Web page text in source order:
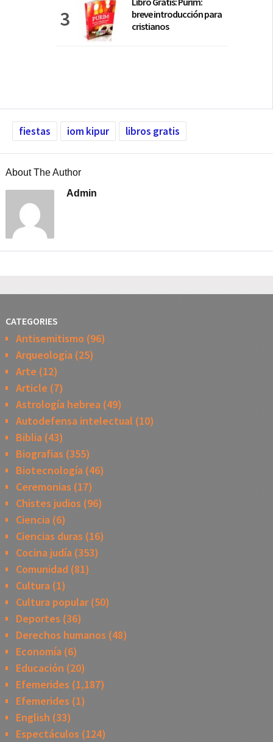
breve introducción para
cristianos
fiestas iom kipur libros gratis
About The Author
Admin
CATEGORIES
Antisemitismo (96)
Arqueologia(25)
Arte (12)
Article (7)
Astrología hebrea(49)
Autodefensa intelectual (10)
Biblia(43)
Biografias (355)
Biotecnología(46)
Ceremonias (17)
Chistes judios (96)
Ciencia(6)
Ciencias duras (16)
Cocina judía(353)
Comunidad(81)
Cultura(1)
Cultura popular(50)
Deportes (36)
Derechos humanos (48)
Economía(6)
Educación (20)
Efemerides (1,187)
Efemerides (1)
English (33)
Espectáculos (124)